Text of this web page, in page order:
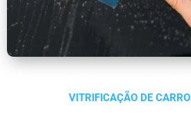
VITRIFICAÇÃO DE